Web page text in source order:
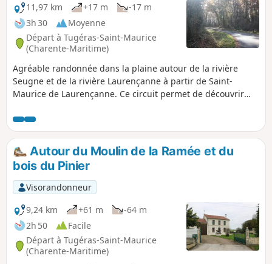
11,97 km +17 m
-17 m
3h 30
Moyenne
Départ à Tugéras-Saint-Maurice
(Charente-Maritime)
Agréable randonnée dans la plaine autour de la rivière
Seugne et de la rivière Laurençanne à partir de Saint-
Maurice de Laurençanne. Ce circuit permet de découvrir
lesquels est construit le village de Vibrac.
Autour du Moulin de la Ramée et du
bois du Pinier
Visorandonneur
9,24 km
+61 m
-64 m
2h 50
Facile
Départ à Tugéras-Saint-Maurice
(Charente-Maritime)